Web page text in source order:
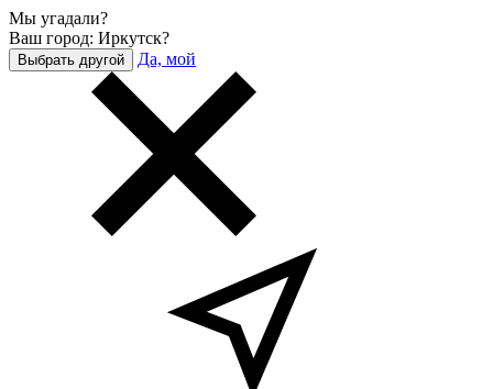
Мы угадали?
Ваш город: Иркутск?
Выбрать другой Да, мой